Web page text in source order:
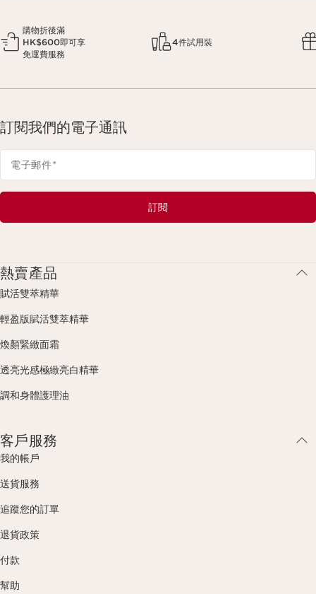
購物折後滿
HK$600即可享
免運費服務
4件試用裝
訂閱我們的電子通訊
電子郵件*
訂閱
熱賣產品
賦活雙萃精華
輕盈版賦活雙萃精華
煥顏緊緻面霜
透亮光感極緻亮白精華
調和身體護理油
客戶服務
我的帳戶
送貨服務
追蹤您的訂單
退貨政策
付款
幫助